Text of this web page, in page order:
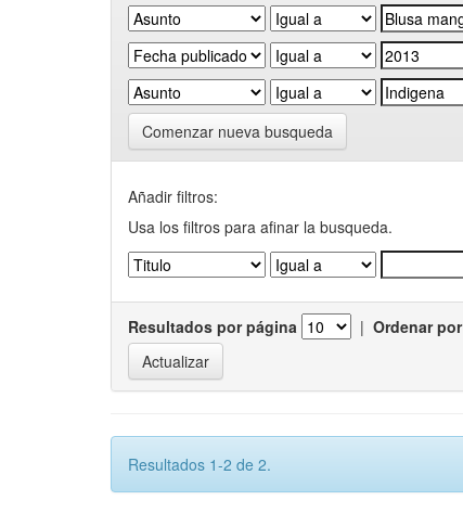
Comenzar nueva busqueda
Añadir filtros:
Usa los filtros para afinar la busqueda.
Resultados por página | Ordenar por
Resultados 1-2 de 2.